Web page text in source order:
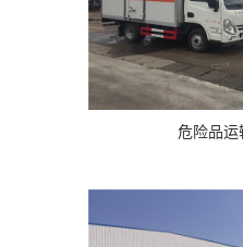
危险品运